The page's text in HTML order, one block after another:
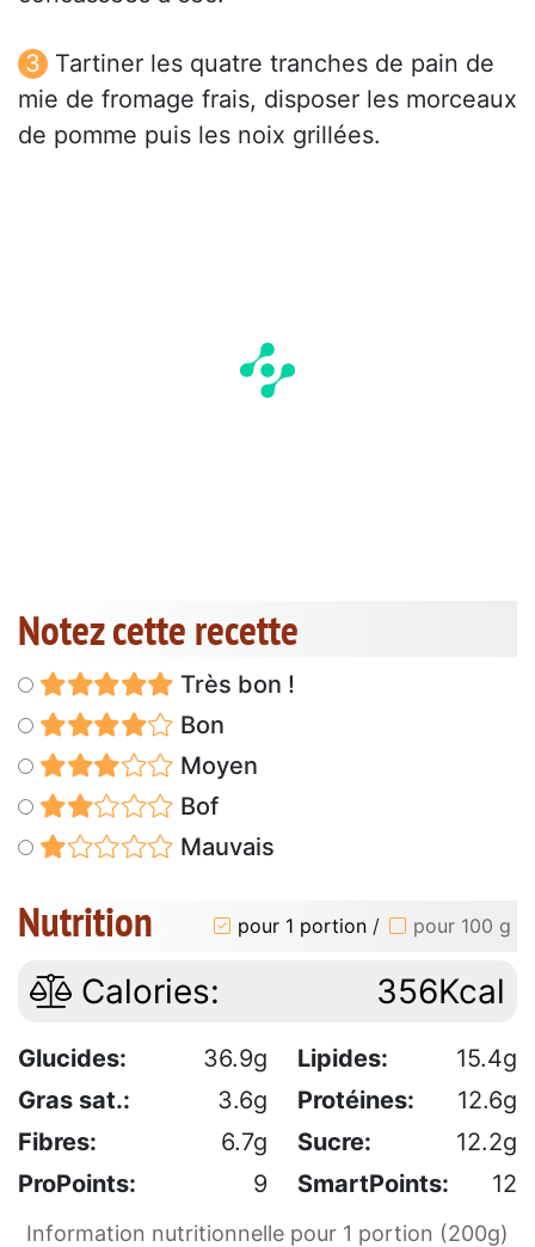
Tartiner les quatre tranches de pain de
mie de fromage frais, disposer les morceaux
de pomme puis les noix grillées.
Notez cette recette
Très bon !
Bon
Moyen
Bof
Mauvais
Nutrition pour 1 portion / pour 100 g
Calories: 356Kcal
Glucides: 36.9g Lipides:
15.4g
Gras sat.:
3.6g Protéines:
12.6g
Fibres:
6.7g Sucre:
12.2g
ProPoints:
9 SmartPoints: 12
Information nutritionnelle pour 1 portion (200g)